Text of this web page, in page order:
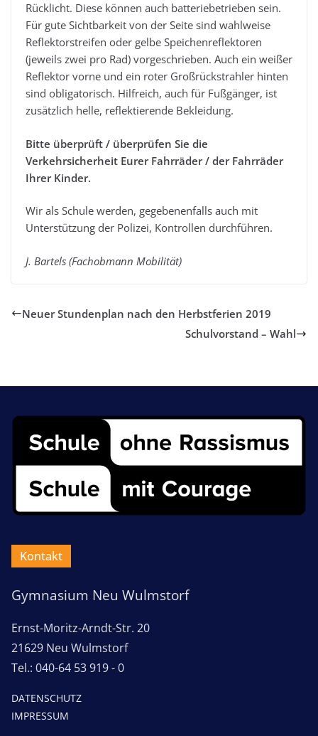
Rücklicht. Diese können auch batteriebetrieben sein.
Für gute Sichtbarkeit von der Seite sind wahlweise
Reflektorstreifen oder gelbe Speichenreflektoren
(jeweils zwei pro Rad) vorgeschrieben. Auch ein weißer
Reflektor vorne und ein roter Großrückstrahler hinten
sind obligatorisch. Hilfreich, auch für Fußgänger, ist
zusätzlich helle, reflektierende Bekleidung.
Bitte überprüft / überprüfen Sie die
Verkehrsicherheit Eurer Fahrräder / der Fahrräder
Ihrer Kinder.
Wir als Schule werden, gegebenenfalls auch mit
Unterstützung der Polizei, Kontrollen durchführen.
J. Bartels (Fachobmann Mobilität)
Neuer Stundenplan nach den Herbstferien 2019
Schulvorstand – Wahl
Kontakt
Gymnasium Neu Wulmstorf
Ernst-Moritz-Arndt-Str. 20
21629 Neu Wulmstorf
Tel.: 040-64 53 919 - 0
DATENSCHUTZ
IMPRESSUM